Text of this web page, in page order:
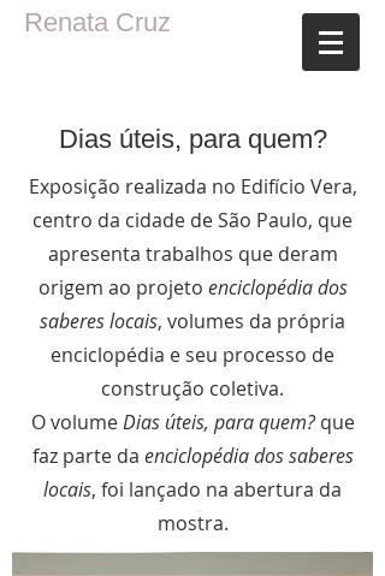
Renata Cruz
Dias úteis, para quem?
Exposição realizada no Edifício Vera,
centro da cidade de São Paulo, que
apresenta trabalhos que deram
origem ao projeto enciclopédia dos
saberes locais, volumes da própria
enciclopédia e seu processo de
construção coletiva.
O volumeDias úteis, para quem?que
faz parte da enciclopédia dos saberes
locais, foi lançado na abertura da
mostra.